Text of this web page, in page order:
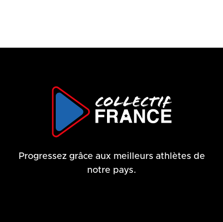
Progressez grâce aux meilleurs athlètes de
notre pays.